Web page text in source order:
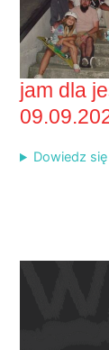
jam dla
Dowiedz